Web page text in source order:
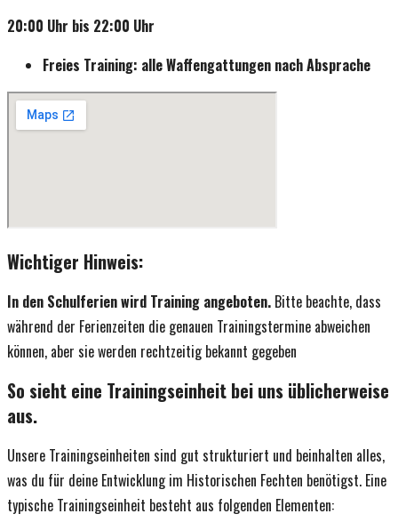
20:00 Uhr bis 22:00 Uhr
Freies Training: alle Waffengattungen nach Absprache
Wichtiger Hinweis:
In den Schulferien wird Training angeboten. Bitte beachte, dass
während der Ferienzeiten die genauen Trainingstermine abweichen
können, aber sie werden rechtzeitig bekannt gegeben
So sieht eine Trainingseinheit bei uns üblicherweise
aus.
Unsere Trainingseinheiten sind gut strukturiert und beinhalten alles,
was du für deine Entwicklung im Historischen Fechten benötigst. Eine
typische Trainingseinheit besteht aus folgenden Elementen: